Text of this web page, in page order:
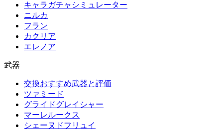
キャラガチャシミュレーター
ニルカ
フラン
カクリア
エレノア
武器
交換おすすめ武器と評価
ツァミード
グライドグレイシャー
マーレルークス
シェーヌドフリュイ